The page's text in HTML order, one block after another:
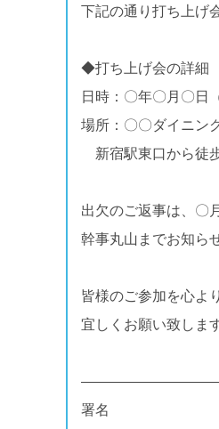
下記の通り打ち上げ
◆打ち上げ会の詳細
日時：〇年〇月〇日
場所：〇〇ダイニン
新宿駅東口から徒
出欠のご返事は、〇
幹事丸山までお知ら
皆様のご参加を心よ
宜しくお願い致しま
署名